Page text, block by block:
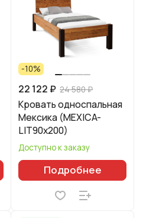
-10%
22 122 ₽ 24 580 ₽
Кровать односпальная
Мексика (MEXICA-
LIT90х200)
Доступно к заказу
Подробнее